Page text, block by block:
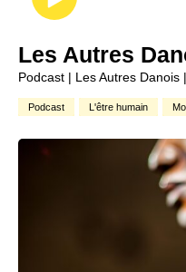
Les Autres
Podcast | Les Autres Danois
Podcast L'être humain